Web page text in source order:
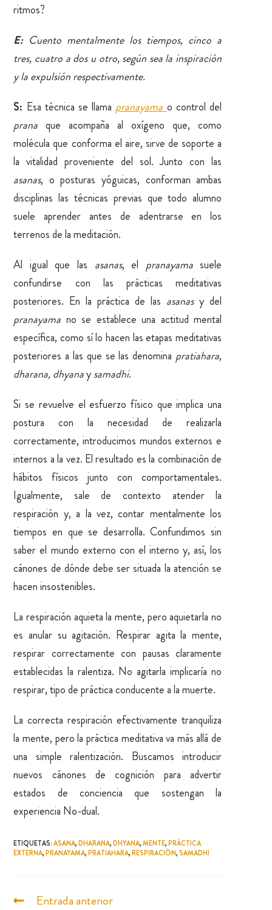
ritmos?
E:Cuento mentalmente los tiempos, cinco a
tres, cuatro a dos u otro, según sea la inspiración
y la expulsión respectivamente.
S: Esa técnica se llama pranayama o control del
prana que acompaña al oxígeno que, como
molécula que conforma el aire, sirve de soporte a
la vitalidad proveniente del sol. Junto con las
asanas, o posturas yóguicas, conforman ambas
disciplinas las técnicas previas que todo alumno
suele aprender antes de adentrarse en los
terrenos de la meditación.
Al igual que las asanas, el pranayamasuele
confundirse con las prácticas meditativas
posteriores. En la práctica de las asanasy del
pranayama no se establece una actitud mental
específica, como sí lo hacen las etapas meditativas
posteriores a las que se las denomina pratiahara,
dharana,dhyanaysamadhi.
Si se revuelve el esfuerzo físico que implica una
postura con la necesidad de realizarla
correctamente, introducimos mundos externos e
internos a la vez. El resultado es la combinación de
hábitos físicos junto con comportamentales.
Igualmente, sale de contexto atender la
respiración y, a la vez, contar mentalmente los
tiempos en que se desarrolla. Confundimos sin
saber el mundo externo con el interno y, así, los
cánones de dónde debe ser situada la atención se
hacen insostenibles.
La respiración aquieta la mente, pero aquietarla no
es anular su agitación. Respirar agita la mente,
respirar correctamente con pausas claramente
establecidas la ralentiza. No agitarla implicaría no
respirar, tipo de práctica conducente a la muerte.
La correcta respiración efectivamente tranquiliza
la mente, pero la práctica meditativa va más allá de
una simple ralentización. Buscamos introducir
nuevos cánones de cognición para advertir
estados de conciencia que sostengan la
experiencia No-dual.
ETIQUETAS:ASANA, DHARANA, DHYANA, MENTE, PRÁCTICA
EXTERNA, PRANAYAMA, PRATIAHARA, RESPIRACIÓN, SAMADHI
Entrada anterior